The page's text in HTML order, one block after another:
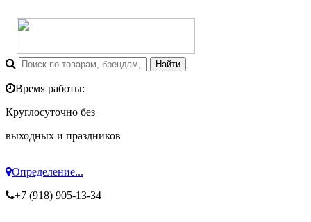
Время работы:
Круглосуточно без
выходных и праздников
Определение...
+7 (918) 905-13-34